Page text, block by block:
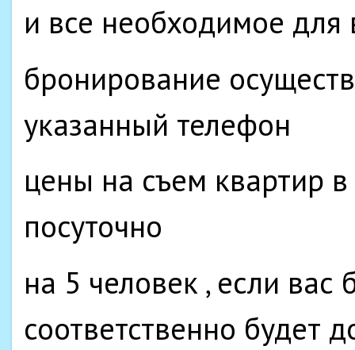
и все необходимое
бронирование
указанный телефон
цены на съем квартир
посуточно
на 5 человек , если вас
соответственно будет